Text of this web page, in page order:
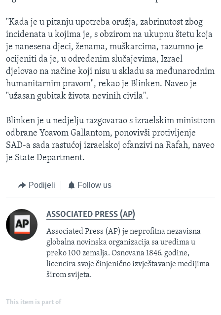
"Kada je u pitanju upotreba oružja, zabrinutost zbog
incidenata u kojima je, s obzirom na ukupnu štetu koja
je nanesena djeci, ženama, muškarcima, razumno je
ocijeniti da je, u određenim slučajevima, Izrael
djelovao na načine koji nisu u skladu sa međunarodnim
humanitarnim pravom", rekao je Blinken. Naveo je
"užasan gubitak života nevinih civila".
Blinken je u nedjelju razgovarao s izraelskim ministrom
odbrane Yoavom Gallantom, ponovivši protivljenje
SAD-a sada rastućoj izraelskoj ofanzivi na Rafah, naveo
je State Department.
Podijeli Follow us
ASSOCIATED PRESS (AP)
Associated Press (AP) je neprofitna nezavisna
globalna novinska organizacija sa uredima u
preko 100 zemalja. Osnovana 1846. godine,
licencira svoje činjenično izvještavanje medijima
širom svijeta.
This item is part of